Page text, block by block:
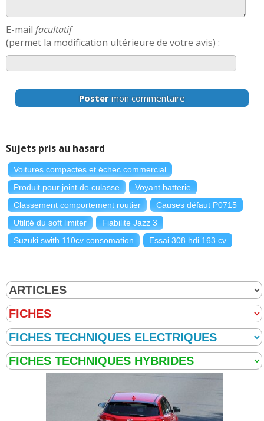
E-mail facultatif
(permet la modification ultérieure de votre avis) :
Poster mon commentaire
Sujets pris au hasard
Voitures compactes et échec commercial
Produit pour joint de culasse
Voyant batterie
Classement comportement routier
Causes défaut P0715
Utilité du soft limiter
Fiabilite Jazz 3
Suzuki swith 110cv consomation
Essai 308 hdi 163 cv